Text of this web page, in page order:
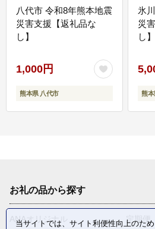
八代市 令和8年熊本地震
災害支援【返礼品な
し】
1,000円
熊本県 八代市
氷
災
し】
熊
お礼の品から探す
ANAオリジナル
定期便
当サイトでは、サイト利便性向上のた